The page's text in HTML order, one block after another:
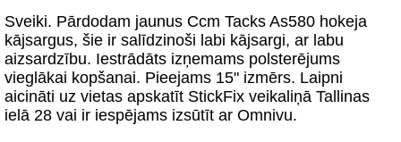
Sveiki. Pārdodam jaunus Ccm Tacks As580 hokeja
kājsargus, šie ir salīdzinoši labi kājsargi, ar labu
aizsardzību. Iestrādāts izņemams polsterējums
vieglākai kopšanai. Pieejams 15" izmērs. Laipni
aicināti uz vietas apskatīt StickFix veikaliņā Tallinas
ielā 28 vai ir iespējams izsūtīt ar Omnivu.